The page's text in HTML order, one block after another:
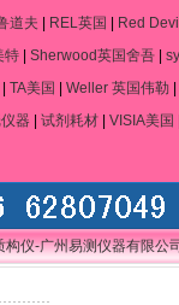
道夫 REL英国 Red
特| Sherwood英国舍吾|
TA美国 Weller 英国伟勒
器 试剂耗材 VISIA美国
构仪-广州易测仪器有限公